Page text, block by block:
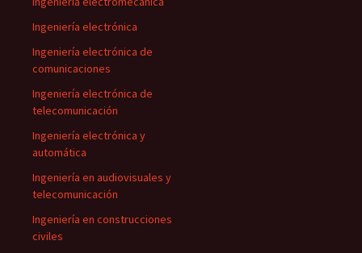
Ingeniería electrónica
Ingeniería electrónica de
comunicaciones
Ingeniería electrónica de
telecomunicación
Ingeniería electrónica y
automática
Ingeniería en audiovisuales y
telecomunicación
Ingeniería en construcciones
civiles